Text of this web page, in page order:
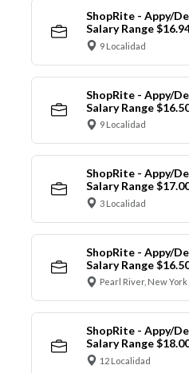
ShopRite - Appy/
Salary Range
9 Localidad
ShopRite - Appy/
Salary Range
9 Localidad
ShopRite - Appy/
Salary Range
3 Localidad
ShopRite - Appy/
Salary Range
Pearl River, New
ShopRite - Appy/
Salary Range
12 Localidad